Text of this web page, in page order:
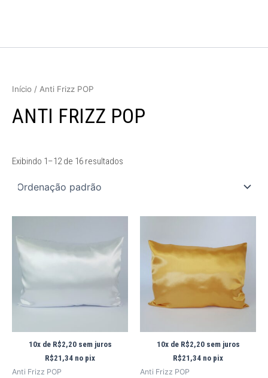
conteúdo
Início / Anti Frizz POP
ANTI FRIZZ POP
Exibindo 1–12 de 16 resultados
10x de R$2,20 sem juros
R$21,34 no pix
Anti Frizz POP
10x de R$2,20 sem juros
R$21,34 no pix
Anti Frizz POP